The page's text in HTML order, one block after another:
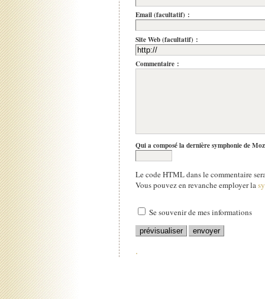
Email (facultatif) :
Site Web (facultatif) :
Commentaire :
Qui a composé la dernière symphonie de
Le code HTML dans le commentaire
Vous pouvez en revanche employer la
Se souvenir de mes informations
.